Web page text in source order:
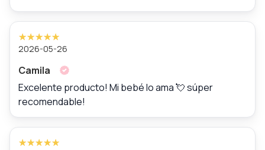
2026-05-26
Camila
Excelente producto! Mi bebé lo ama 💘 súper
recomendable!